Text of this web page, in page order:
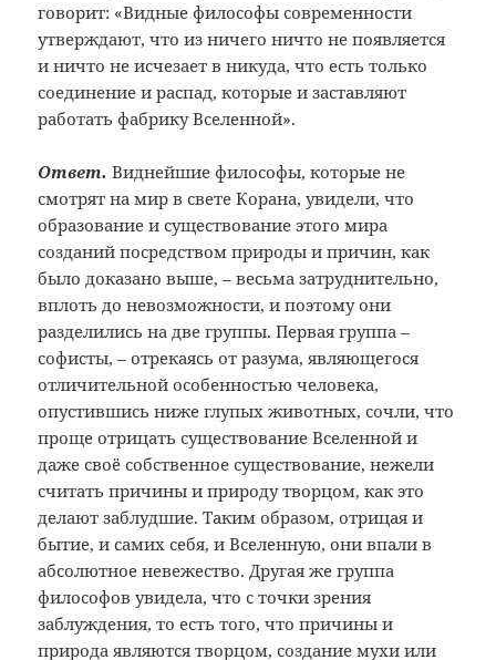
говорит: «Видные философы современности
утверждают, что из ничего ничто не появляется
и ничто не исчезает в никуда, что есть только
соединение и распад, которые и заставляют
работать фабрику Вселенной».
Ответ.Виднейшие философы, которые не
смотрят на мир в свете Корана, увидели, что
образование и существование этого мира
созданий посредством природы и причин, как
было доказано выше, – весьма затруднительно,
вплоть до невозможности, и поэтому они
разделились на две группы. Первая группа –
софисты, – отрекаясь от разума, являющегося
отличительной особенностью человека,
опустившись ниже глупых животных, сочли, что
проще отрицать существование Вселенной и
даже своё собственное существование, нежели
считать причины и природу творцом, как это
делают заблудшие. Таким образом, отрицая и
бытие, и самих себя, и Вселенную, они впали в
абсолютное невежество. Другая же группа
философов увидела, что с точки зрения
заблуждения, то есть того, что причины и
природа являются творцом, создание мухи или